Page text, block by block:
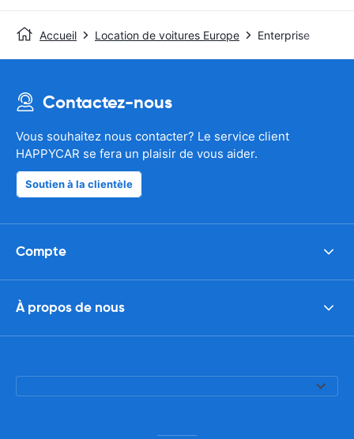
Accueil Location de voitures Europe Enterprise
Contactez-nous
Vous souhaitez nous contacter? Le service client
HAPPYCAR se fera un plaisir de vous aider.
Soutien à la clientèle
Compte
À propos de nous